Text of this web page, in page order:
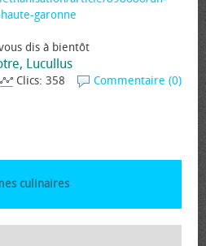
garonne
dis à bientôt
Lucullus
Commentaire (0)
Clics: 358
culinaires